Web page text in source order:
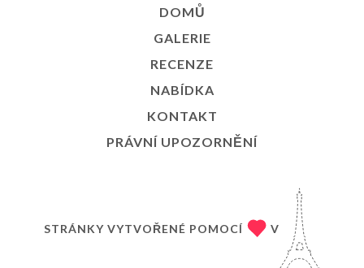
DOMŮ
GALERIE
RECENZE
NABÍDKA
KONTAKT
PRÁVNÍ UPOZORNĚNÍ
STRÁNKY VYTVOŘENÉ POMOCÍ V